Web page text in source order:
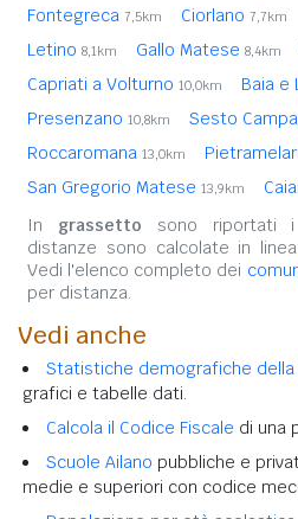
Fontegreca 7,5km Ciorlano 7,7km
Letino 8,1km Gallo Matese 8,4km
Capriati a Volturno 10,0km Baia e
Presenzano 10,8km Sesto
Roccaromana 13,0km
San Gregorio Matese 13,9km
In grassetto sono riportati
distanze sono calcolate in
Vedi l'elenco completo dei
per distanza.
Vedi anche
Statistiche demografiche della
grafici e tabelle dati.
Calcola il Codice Fiscale di una
Scuole Ailano pubbliche e
medie e superiori con codice